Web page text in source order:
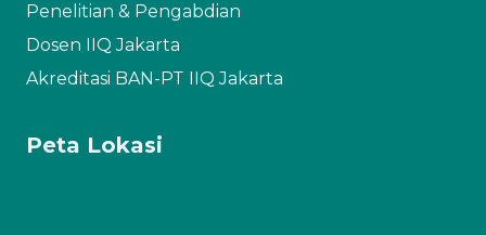
Penelitian & Pengabdian
Dosen IIQ Jakarta
Akreditasi BAN-PT IIQ Jakarta
Peta Lokasi